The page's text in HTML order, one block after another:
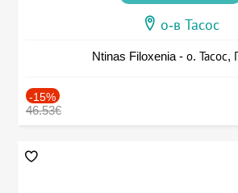
о-в Тасос
Ntinas Filoxenia - о. Тасос,
-15%
46.53€